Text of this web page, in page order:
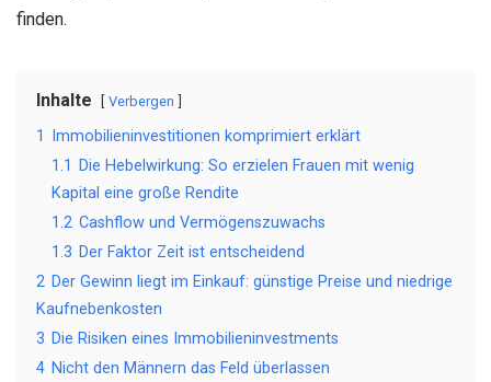
finden.
Inhalte Verbergen
1
Immobilieninvestitionen komprimiert erklärt
1.1
Die Hebelwirkung: So erzielen Frauen mit wenig
Kapital eine große Rendite
1.2 Cashflow und Vermögenszuwachs
1.3 Der Faktor Zeit ist entscheidend
2 Der Gewinn liegt im Einkauf: günstige Preise und niedrige
Kaufnebenkosten
3 Die Risiken eines Immobilieninvestments
4 Nicht den Männern das Feld überlassen